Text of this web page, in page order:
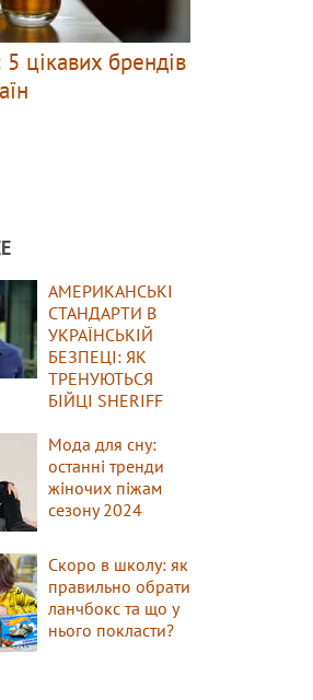
5 цікавих брендів
АМЕРИКАНСЬКІ
СТАНДАРТИ В
УКРАЇНСЬКІЙ
БЕЗПЕЦІ: ЯК
ТРЕНУЮТЬСЯ
БІЙЦІ SHERIFF
Мода для сну:
останні тренди
жіночих піжам
сезону 2024
Скоро в школу: як
правильно обрати
ланчбокс та що у
нього покласти?